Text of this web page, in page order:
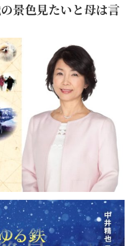
景色見たいと母は言